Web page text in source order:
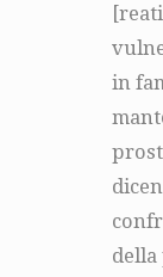
in
della